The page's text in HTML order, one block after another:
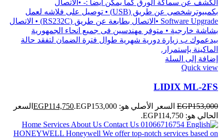
إضافة إلى السلة
Quick view
LIDIX ML-2FS
EGP153,000 السعر الأصلي هو: EGP153,000. EGP114,750
السعر
الحالي هو: EGP114,750.